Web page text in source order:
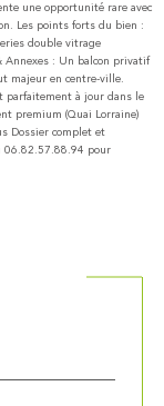
une opportunité rare avec
Les points forts du bien :
double vitrage
Annexes : Un balcon privatif
majeur en centre-ville.
parfaitement à jour dans le
premium (Quai Lorraine)
Dossier complet et
06.82.57.88.94 pour